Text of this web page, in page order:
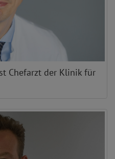
Chefarzt der Klinik für